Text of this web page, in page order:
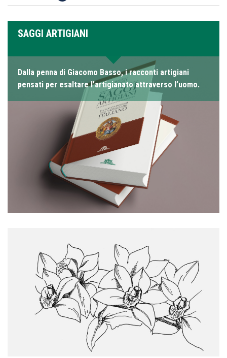
SAGGI ARTIGIANI
Dalla penna di Giacomo Basso, i racconti artigiani
pensati per esaltare l’artigianato attraverso l’uomo.